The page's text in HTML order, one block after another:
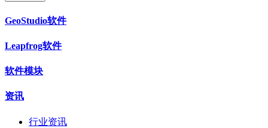
GeoStudio软件
Leapfrog软件
软件模块
资讯
行业资讯